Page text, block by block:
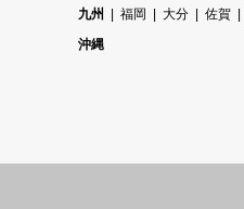
九州
福岡 大分 佐賀
沖縄